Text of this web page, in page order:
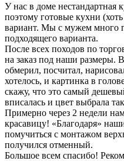
У нас в доме нестандартная
поэтому готовые кухни
вариант. Мы с мужем много
подходящего варианта.
После всех походов по
на заказ под наши размеры.
обмерил, посчитал,
хотелось, и картинка в
скажу, что это самый
вписалась и цвет выбрала
Примерно через 2 недели
красавицу! «Благодаря»
помучиться с монтажом
получился отменный.
Большое всем спасибо!